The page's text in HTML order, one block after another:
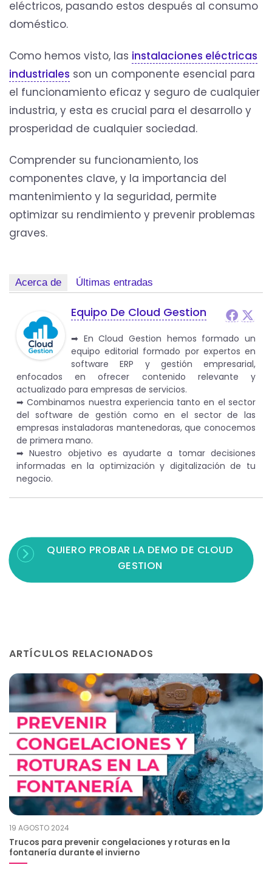
eléctricos, pasando estos después al consumo
doméstico.
Como hemos visto, las instalaciones eléctricas
industriales son un componente esencial para
el funcionamiento eficaz y seguro de cualquier
industria, y esta es crucial para el desarrollo y
prosperidad de cualquier sociedad.
Comprender su funcionamiento, los
componentes clave, y la importancia del
mantenimiento y la seguridad, permite
optimizar su rendimiento y prevenir problemas
graves.
Acerca de Últimas entradas
Equipo De Cloud Gestion
➡︎ En Cloud Gestion hemos formado un
equipo editorial formado por expertos en
software ERP y gestión empresarial,
enfocados en ofrecer contenido relevante y
actualizado para empresas de servicios.
➡︎ Combinamos nuestra experiencia tanto en el sector
del software de gestión como en el sector de las
empresas instaladoras mantenedoras, que conocemos
de primera mano.
➡︎ Nuestro objetivo es ayudarte a tomar decisiones
informadas en la optimización y digitalización de tu
negocio.
QUIERO PROBAR LA DEMO DE CLOUD
GESTION
ARTÍCULOS RELACIONADOS
19 AGOSTO 2024
Trucos para prevenir congelaciones y roturas en la
fontanería durante el invierno